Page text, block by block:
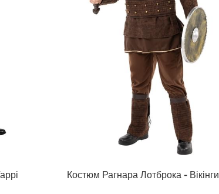
Костюм Рагнара Лотброка - Вікінги